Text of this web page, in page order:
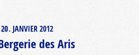
20. JANVIER2012
des Aris